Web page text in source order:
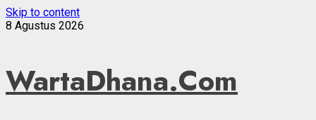
Skip to content
8 Agustus 2026
WartaDhana.Com